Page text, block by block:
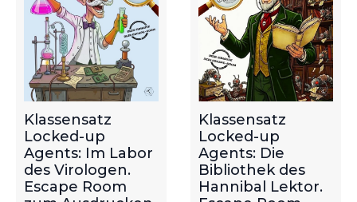
Klassensatz
Locked-up
Agents: Im Labor
des Virologen.
Escape Room
Klassensatz
Locked-up
Agents: Die
Bibliothek des
Hannibal Lektor.